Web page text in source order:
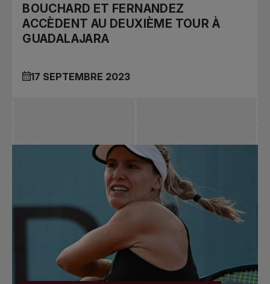
BOUCHARD ET FERNANDEZ
ACCÈDENT AU DEUXIÈME TOUR À
GUADALAJARA
17 SEPTEMBRE 2023